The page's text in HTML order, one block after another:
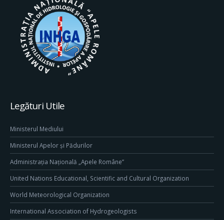
Legături Utile
Ministerul Mediului
Ministerul Apelor și Pădurilor
Administrația Națională „Apele Române”
United Nations Educational, Scientific and Cultural Organization
World Meteorological Organization
International Association of Hydrogeologists